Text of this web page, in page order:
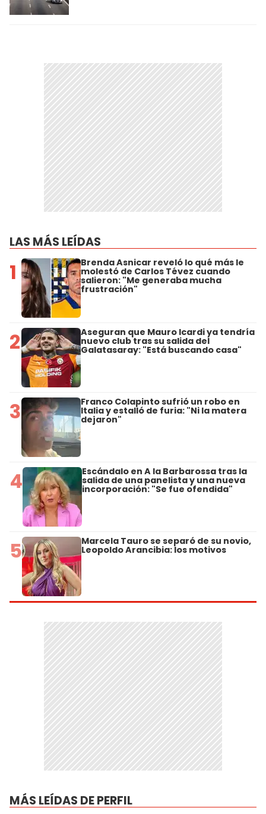
LAS MÁS LEÍDAS
1 Brenda Asnicar reveló lo qué más le
molestó de Carlos Tévez cuando
salieron: "Me generaba mucha
frustración"
2 Aseguran que Mauro Icardi ya tendría
nuevo club tras su salida del
Galatasaray: "Está buscando casa"
3 Franco Colapinto sufrió un robo en
Italia y estalló de furia: "Ni la matera
dejaron"
4 Escándalo en A la Barbarossa tras la
salida de una panelista y una nueva
incorporación: "Se fue ofendida"
5 Marcela Tauro se separó de su novio,
Leopoldo Arancibia: los motivos
MÁS LEÍDAS DE PERFIL